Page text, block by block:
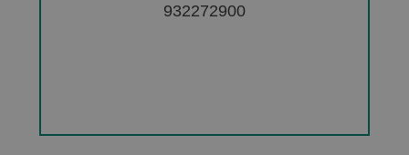
932272900